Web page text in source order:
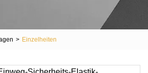
> Einzelheiten